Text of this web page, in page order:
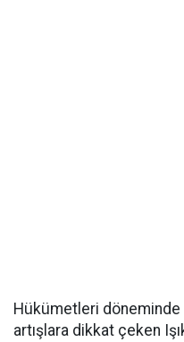
Hükümetleri döneminde
artışlara dikkat çeken